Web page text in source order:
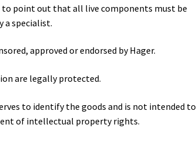
to point out that all live components must be
a specialist.
approved or endorsed by Hager.
are legally protected.
to identify the goods and is not intended to
of intellectual property rights.